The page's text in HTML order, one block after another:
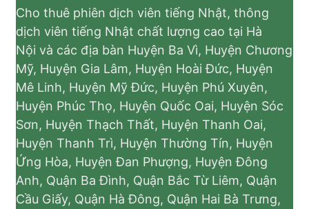
Cho thuê phiên dịch viên tiếng Nhật, thông
dịch viên tiếng Nhật chất lượng cao tại Hà
Nội và các địa bàn Huyện Ba Vì, Huyện Chương
Mỹ, Huyện Gia Lâm, Huyện Hoài Đức, Huyện
Mê Linh, Huyện Mỹ Đức, Huyện Phú Xuyên,
Huyện Phúc Thọ, Huyện Quốc Oai, Huyện Sóc
Sơn, Huyện Thạch Thất, Huyện Thanh Oai,
Huyện Thanh Trì, Huyện Thường Tín, Huyện
Ứng Hòa, Huyện Đan Phượng, Huyện Đông
Anh, Quận Ba Đình, Quận Bắc Từ Liêm, Quận
Cầu Giấy, Quận Hà Đông, Quận Hai Bà Trưng,